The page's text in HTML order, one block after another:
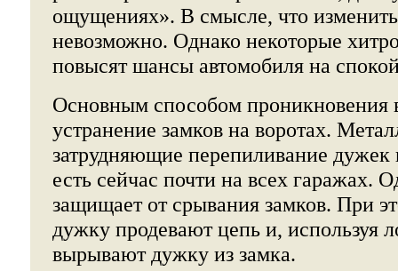
ощущениях». В смысле, что изменить
невозможно. Однако некоторые
повысят шансы автомобиля на
Основным способом проникновения
устранение замков на воротах.
затрудняющие перепиливание дужек
есть сейчас почти на всех гаражах.
защищает от срывания замков. При
дужку продевают цепь и, используя
вырывают дужку из замка.